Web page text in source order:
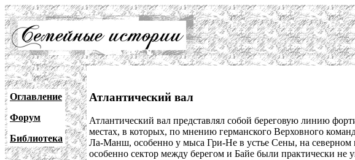
Оглавление
Форум
Библиотека
Атлантический вал
Атлантический вал представлял собой береговую линию
местах, в которых, по мнению германского Верховного
Ла-Манш, особенно у мыса Гри-Не в устье Сены, на северном
особенно сектор между берегом и Байе были практически